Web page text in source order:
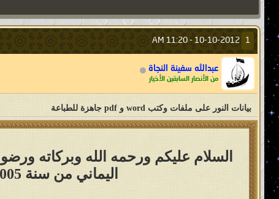
1
10-10-2012 -
11:20 AM
عبدالله سفينة النجاة
من الأنصار السابقين الأخيار
بيانات النور على ملفات وكتب word و pdf جاهزة للطباعة
السلام عليكم ورحمه الله وبركاته
اليماني من سنة 2005 إلى نهاية سنة 2023 بصيغة pdf على شكل كتب جاهزة للطباعة :